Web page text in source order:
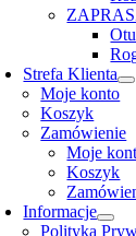
Strefa Klienta
Moje konto
Koszyk
Zamówienie
Moje
Koszyk
Informacje
Polityka